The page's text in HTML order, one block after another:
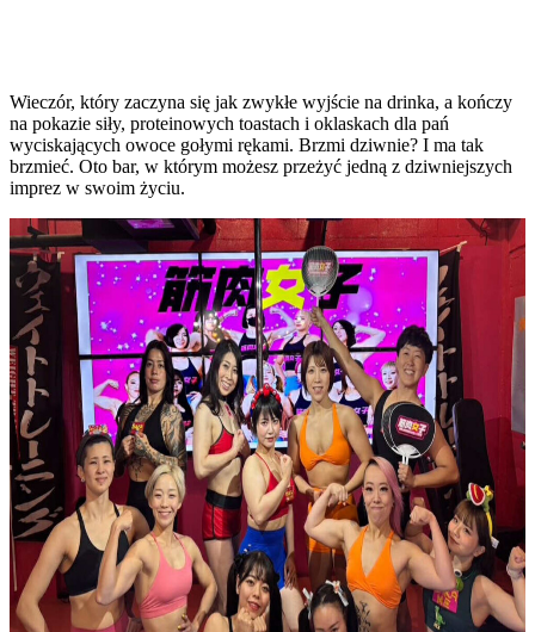
Wieczór, który zaczyna się jak zwykłe wyjście na drinka, a kończy
na pokazie siły, proteinowych toastach i oklaskach dla pań
wyciskających owoce gołymi rękami. Brzmi dziwnie? I ma tak
brzmieć. Oto bar, w którym możesz przeżyć jedną z dziwniejszych
imprez w swoim życiu.